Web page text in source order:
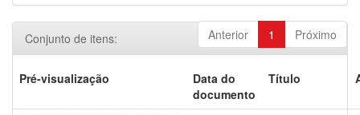
Anterior 1 Próximo
Conjunto de itens:
Pré-visualização
Data do
documento
Título